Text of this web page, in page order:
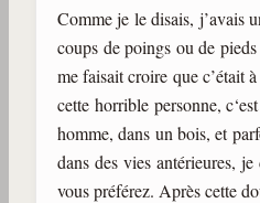
Comme je le disais, j’avais
coups de poings ou de
me faisait croire que c’était
cette horrible personne,
homme, dans un bois, et
dans des vies antérieures,
vous préférez. Après cette